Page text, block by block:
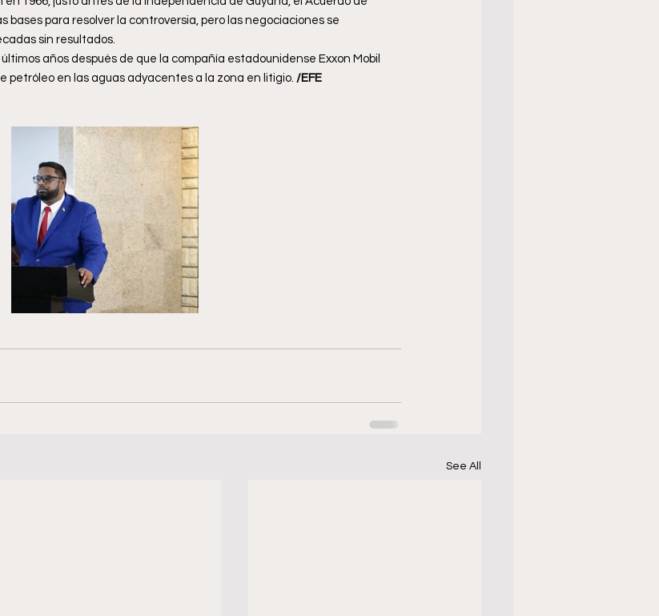
bases para resolver la controversia, pero las negociaciones se
sin resultados.
años después de que la compañía estadounidense Exxon Mobil
petróleo en las aguas adyacentes a la zona en litigio. /EFE
See All